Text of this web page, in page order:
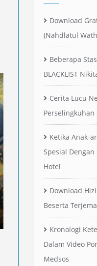
Download
(Nahdlatul
Beberapa
BLACKLIST
Cerita Lucu
Perselingkuhan
Ketika Anak-
Spesial Dengan
Hotel
Download
Beserta
Kronologi
Dalam Video
Medsos